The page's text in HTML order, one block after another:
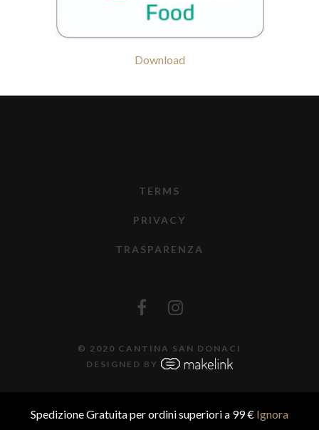
Spedizione Gratuita per ordini superiori a 99 € Ignora
Download
TERMS
PRIVACY
TRASPARENZA
© 2020 CANTINA SAN DONACI
DESIGNED BY